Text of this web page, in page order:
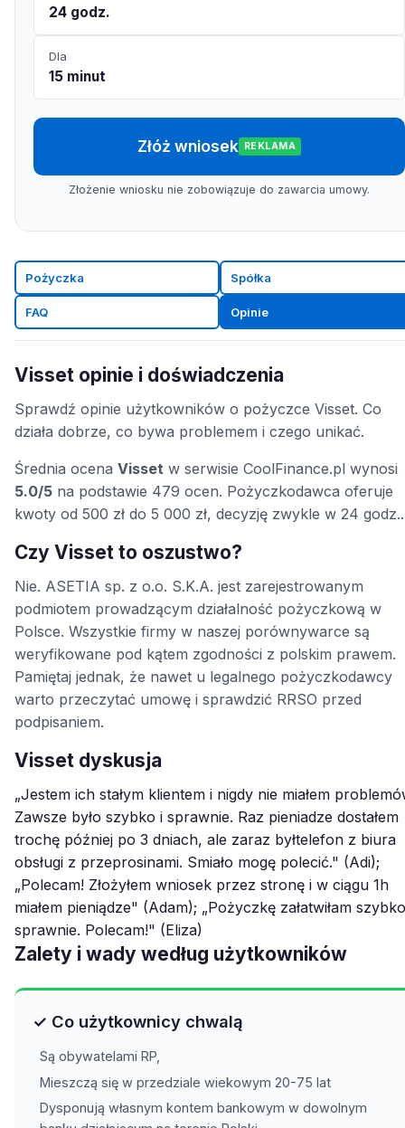
24 godz.
Dla
15 minut
Złóż wniosek REKLAMA
Złożenie wniosku nie zobowiązuje do zawarcia umowy.
Pożyczka Spółka
FAQ Opinie
Visset opinie i doświadczenia
Sprawdź opinie użytkowników o pożyczce Visset. Co
działa dobrze, co bywa problemem i czego unikać.
Średnia ocena Visset w serwisie CoolFinance.pl wynosi
5.0/5 na podstawie 479 ocen. Pożyczkodawca oferuje
kwoty od 500 zł do 5 000 zł, decyzję zwykle w 24 godz..
Czy Visset to oszustwo?
Nie. ASETIA sp. z o.o. S.K.A. jest zarejestrowanym
podmiotem prowadzącym działalność pożyczkową w
Polsce. Wszystkie firmy w naszej porównywarce są
weryfikowane pod kątem zgodności z polskim prawem.
Pamiętaj jednak, że nawet u legalnego pożyczkodawcy
warto przeczytać umowę i sprawdzić RRSO przed
podpisaniem.
Visset dyskusja
„Jestem ich stałym klientem i nigdy nie miałem
Zawsze było szybko i sprawnie. Raz pieniadze dostałem
trochę później po 3 dniach, ale zaraz byłtelefon z biura
obsługi z przeprosinami. Smiało mogę polecić." (Adi);
„Polecam! Złożyłem wniosek przez stronę i w ciągu 1h
miałem pieniądze" (Adam); „Pożyczkę załatwiłam
sprawnie. Polecam!" (Eliza)
Zalety i wady według użytkowników
✓ Co użytkownicy chwalą
Są obywatelami RP,
Mieszczą się w przedziale wiekowym 20-75 lat
Dysponują własnym kontem bankowym w dowolnym